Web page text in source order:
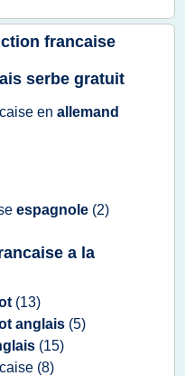
francaise
serbe gratuit
en allemand
espagnole (2)
a la
(13)
anglais (5)
(15)
(8)